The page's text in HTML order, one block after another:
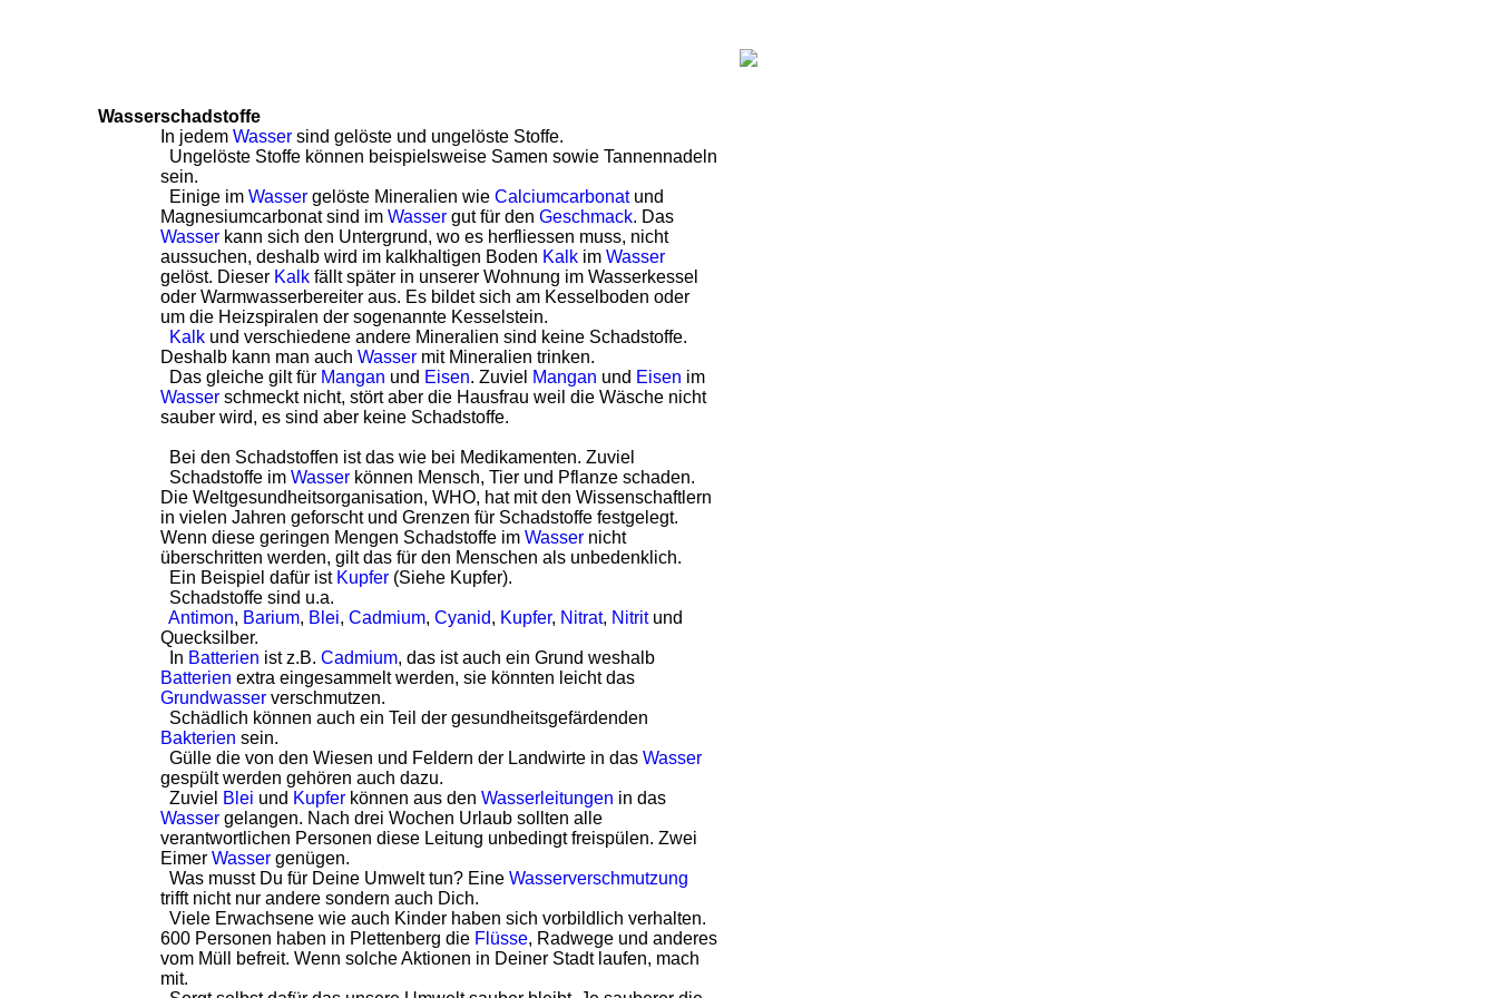
Wasserschadstoffe
In jedem Wasser sind gelöste und ungelöste Stoffe.
Ungelöste Stoffe können beispielsweise Samen sowie Tannennadeln
sein.
Einige im Wasser gelöste Mineralien wie Calciumcarbonatund
Magnesiumcarbonat sind im Wasser gut für den Geschmack. Das
Wasser kann sich den Untergrund, wo es herfliessen muss, nicht
aussuchen, deshalb wird im kalkhaltigen Boden Kalk im Wasser
gelöst. Dieser Kalk fällt später in unserer Wohnung im Wasserkessel
oder Warmwasserbereiter aus. Es bildet sich am Kesselboden oder
um die Heizspiralen der sogenannte Kesselstein.
Kalk und verschiedene andere Mineralien sind keine Schadstoffe.
Deshalb kann man auch Wasser mit Mineralien trinken.
Das gleiche gilt für Mangan und Eisen. Zuviel Mangan und Eisen im
Wasser schmeckt nicht, stört aber die Hausfrau weil die Wäsche nicht
sauber wird, es sind aber keine Schadstoffe.
Bei den Schadstoffen ist das wie bei Medikamenten. Zuviel
Schadstoffe im Wasser können Mensch, Tier und Pflanze schaden.
Die Weltgesundheitsorganisation, WHO, hat mit den Wissenschaftlern
in vielen Jahren geforscht und Grenzen für Schadstoffe festgelegt.
Wenn diese geringen Mengen Schadstoffe im Wasser nicht
überschritten werden, gilt das für den Menschen als unbedenklich.
Ein Beispiel dafür ist Kupfer (Siehe Kupfer).
Schadstoffe sind u.a.
Antimon, Barium, Blei, Cadmium, Cyanid, Kupfer, Nitrat, Nitritund
Quecksilber.
In Batterien ist z.B. Cadmium, das ist auch ein Grund weshalb
Batterien extra eingesammelt werden, sie könnten leicht das
Grundwasser verschmutzen.
Schädlich können auch ein Teil der gesundheitsgefärdenden
Bakterien sein.
Gülle die von den Wiesen und Feldern der Landwirte in das Wasser
gespült werden gehören auch dazu.
Zuviel Blei und Kupfer können aus den Wasserleitungen in das
Wasser gelangen. Nach drei Wochen Urlaub sollten alle
verantwortlichen Personen diese Leitung unbedingt freispülen. Zwei
Eimer Wasser genügen.
Was musst Du für Deine Umwelt tun? Eine Wasserverschmutzung
trifft nicht nur andere sondern auch Dich.
Viele Erwachsene wie auch Kinder haben sich vorbildlich verhalten.
600 Personen haben in Plettenberg die Flüsse, Radwege und anderes
vom Müll befreit. Wenn solche Aktionen in Deiner Stadt laufen, mach
mit.